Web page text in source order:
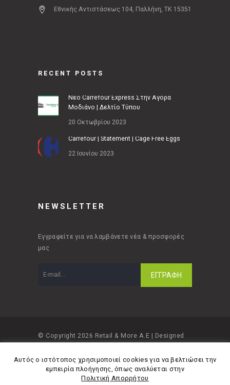
Εθνικής Αντιστάσεως 104, Παλλήνη, ΤΚ 15351
RECENT POSTS
Νέο Carrefour Express Στην Αγορά
Μοδιάνο | Δελτίο Τύπου
20 Οκτωβρίου 2023
Carrefour | Statement | Cage Free Eggs
22 Ιουνίου 2023
NEWSLETTER
Εγγραφείτε για να λαμβάνετε νέα & προσφορές
μας
© Copyright 2026 Retail & More A.E | Designed
Αυτός ο ιστότοπος χρησιμοποιεί cookies για να βελτιώσει την
εμπειρία πλοήγησης, όπως αναλύεται στην
Πολιτική Απορρήτου